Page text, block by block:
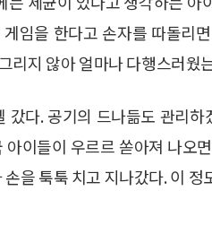
임을 한다고 손자를 따돌리
리지 않아 얼마나 다행스러웠
다. 공기의 드나듦도 관리하
이들이 우르르 쏟아져 나오
을 툭툭 치고 지나갔다. 이